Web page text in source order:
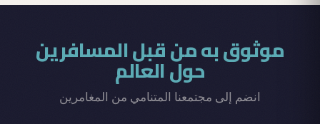
موثوق به من قبل المسافرين
حول العالم
انضم إلى مجتمعنا المتنامي من المغامرين